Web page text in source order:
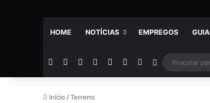
HOME NOTÍCIAS EMPREGOS GUIA
Facebook YouTubeInstagramTelegramWhatsApp
Rádio Switch skin
Início /Terreno